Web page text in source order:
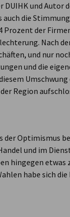
und Autor
auch die
der
Nach
und nur
und die
Region
Optimismus
und im
hingegen etwas
habe sich